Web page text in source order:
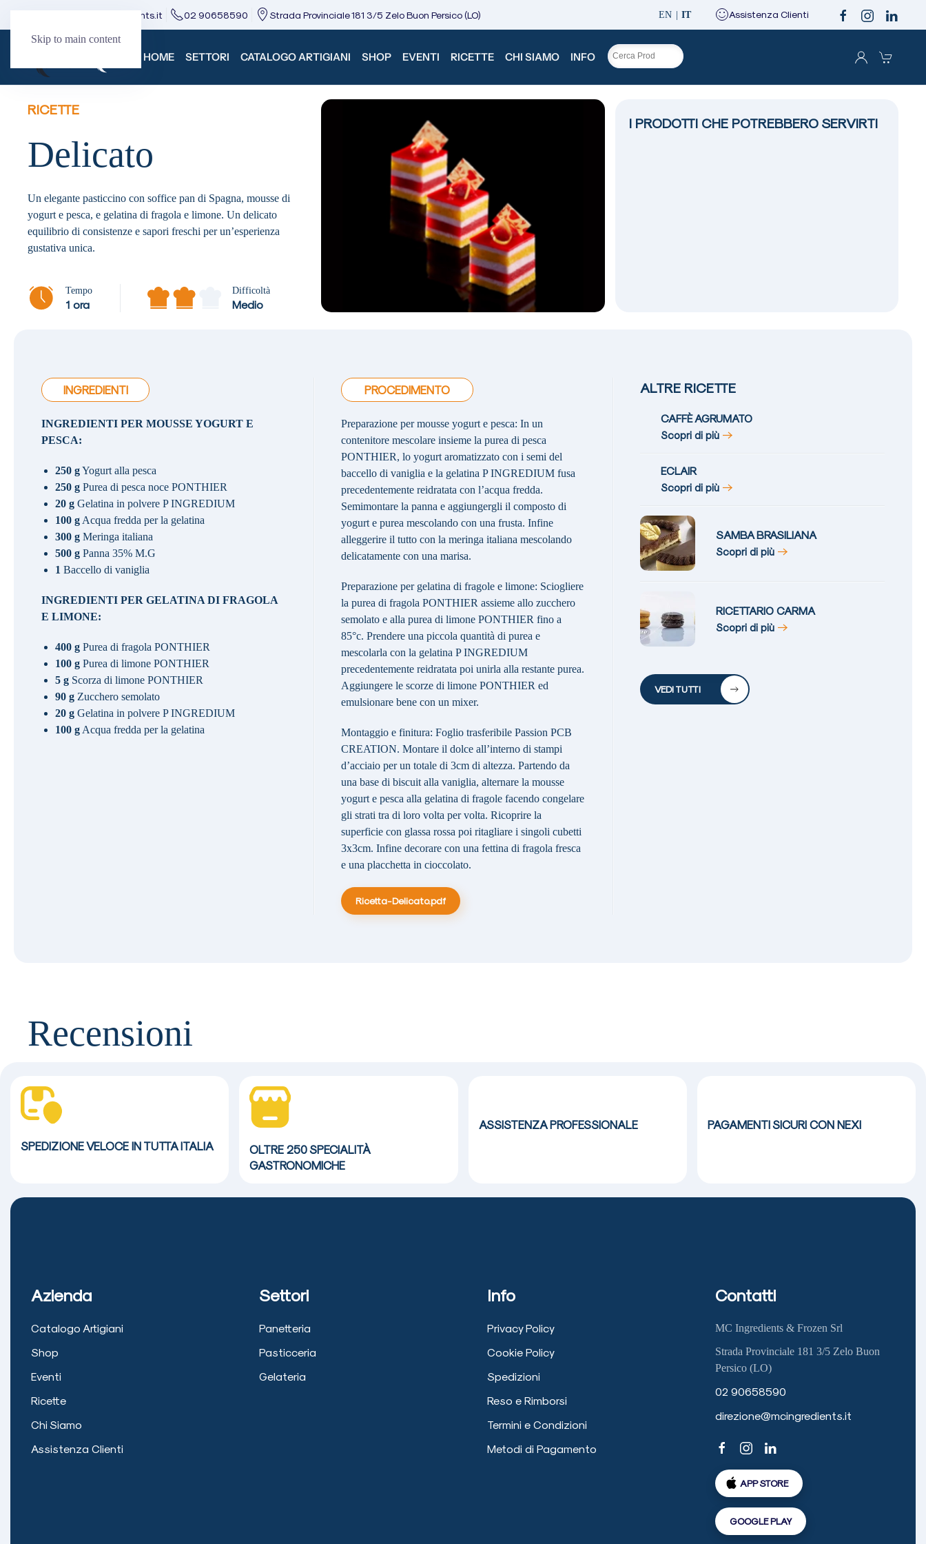
Skip to main content
direzione@mcingredients.it 02 90658590 Strada Provinciale 181 3/5 Zelo Buon Persico (LO) EN IT Assistenza Clienti
HOME SETTORI CATALOGO ARTIGIANI SHOP EVENTI RICETTE CHI SIAMO INFO
RICETTE
Delicato
Un elegante pasticcino con soffice pan di Spagna, mousse di
yogurt e pesca, e gelatina di fragola e limone. Un delicato
equilibrio di consistenze e sapori freschi per un’esperienza
gustativa unica.
Tempo
1 ora
Difficoltà
Medio
I PRODOTTI CHE POTREBBERO SERVIRTI
INGREDIENTI
INGREDIENTI PER MOUSSE YOGURT E
PESCA:
250 gYogurt alla pesca
250 g Purea di pesca noce PONTHIER
20 g Gelatina in polvere P INGREDIUM
100 g Acqua fredda per la gelatina
300 g Meringa italiana
500 g Panna 35% M.G
1 Baccello di vaniglia
INGREDIENTI PER GELATINA DI FRAGOLA
E LIMONE:
400 g Purea di fragola PONTHIER
100 g Purea di limone PONTHIER
5 g Scorza di limone PONTHIER
90 g Zucchero semolato
20 g Gelatina in polvere P INGREDIUM
100 g Acqua fredda per la gelatina
PROCEDIMENTO
Preparazione per mousse yogurt e pesca: In un
contenitore mescolare insieme la purea di pesca
PONTHIER, lo yogurt aromatizzato con i semi del
baccello di vaniglia e la gelatina P INGREDIUM fusa
precedentemente reidratata con l’acqua fredda.
Semimontare la panna e aggiungergli il composto di
yogurt e purea mescolando con una frusta. Infine
alleggerire il tutto con la meringa italiana mescolando
delicatamente con una marisa.
Preparazione per gelatina di fragole e limone: Sciogliere
la purea di fragola PONTHIER assieme allo zucchero
semolato e alla purea di limone PONTHIER fino a
85°c. Prendere una piccola quantità di purea e
mescolarla con la gelatina P INGREDIUM
precedentemente reidratata poi unirla alla restante purea.
Aggiungere le scorze di limone PONTHIER ed
emulsionare bene con un mixer.
Montaggio e finitura: Foglio trasferibile Passion PCB
CREATION. Montare il dolce all’interno di stampi
d’acciaio per un totale di 3cm di altezza. Partendo da
una base di biscuit alla vaniglia, alternare la mousse
yogurt e pesca alla gelatina di fragole facendo congelare
gli strati tra di loro volta per volta. Ricoprire la
superficie con glassa rossa poi ritagliare i singoli cubetti
3x3cm. Infine decorare con una fettina di fragola fresca
e una placchetta in cioccolato.
Ricetta-Delicato.pdf
ALTRE RICETTE
CAFFÈ AGRUMATO
Scopri di più
ECLAIR
Scopri di più
SAMBA BRASILIANA
Scopri di più
RICETTARIO CARMA
Scopri di più
VEDI TUTTI
Recensioni
SPEDIZIONE VELOCE IN TUTTA ITALIA
OLTRE 250 SPECIALITÀ
GASTRONOMICHE
ASSISTENZAPROFESSIONALE PAGAMENTI SICURI CON NEXI
Azienda
Catalogo Artigiani
Shop
Eventi
Ricette
Chi Siamo
Assistenza Clienti
Settori
Panetteria
Pasticceria
Gelateria
Info
Privacy Policy
Cookie Policy
Spedizioni
Reso e Rimborsi
Termini e Condizioni
Metodi di Pagamento
Contatti
MC Ingredients & Frozen Srl
Strada Provinciale 181 3/5 Zelo Buon
Persico (LO)
02 90658590
direzione@mcingredients.it
APP STORE
GOOGLE PLAY